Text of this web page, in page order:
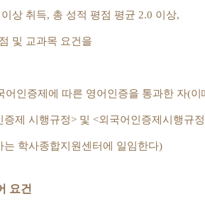
상 취득, 총 성적 평점 평균 2.0 이상,
및 교과목 요건을
어인증제에 따른 영어인증을 통과한 자(이
증제 시행규정> 및 <외국어인증제시행규정
는 학사종합지원센터에 일임한다)
요건